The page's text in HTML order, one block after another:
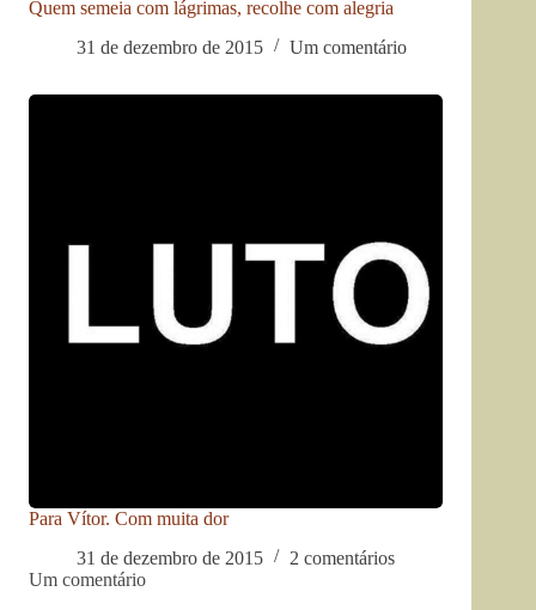
Quem semeia com lágrimas, recolhe com alegria
31 de dezembro de 2015
Um comentário
Para Vítor. Com muita dor
31 de dezembro de 2015
2 comentários
Um comentário